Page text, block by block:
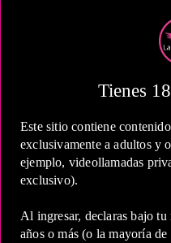
Tienes
Este sitio contiene
exclusivamente a adultos y
ejemplo, videollamadas
exclusivo).
Al ingresar, declaras bajo
años o más (o la mayoría
1
COP
COP